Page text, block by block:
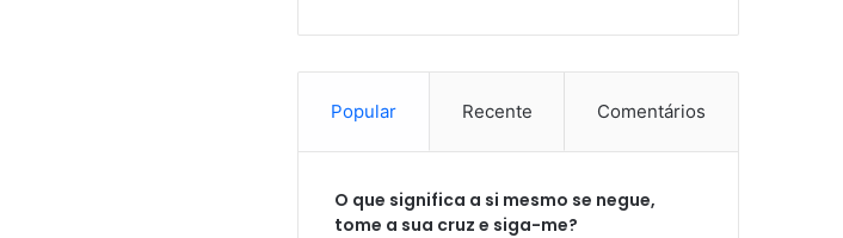
Popular Recente Comentários
O que significa a si mesmo se negue,
tome a sua cruz e siga-me?